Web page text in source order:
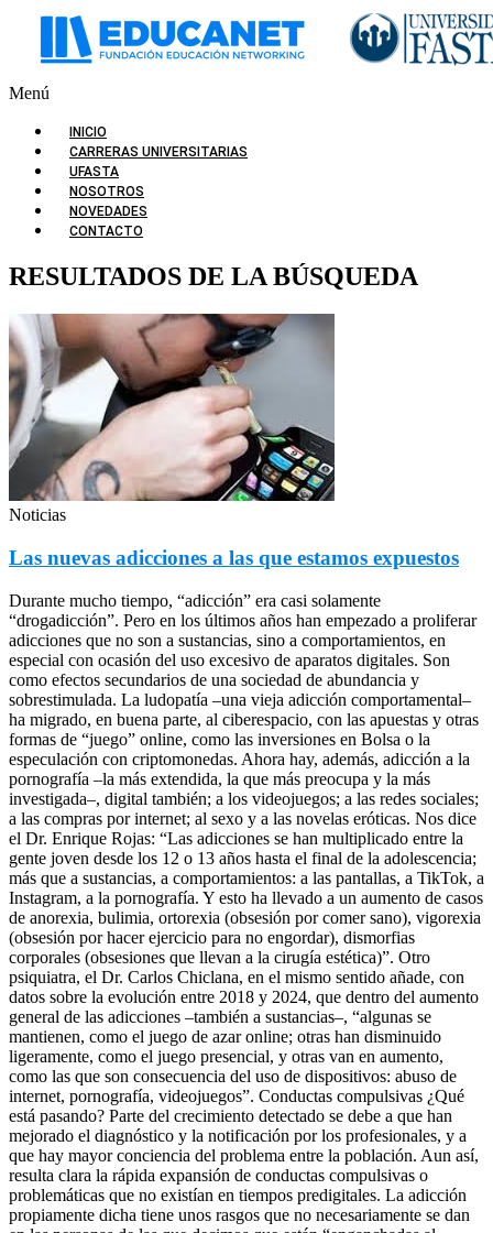
Menú
INICIO
CARRERAS UNIVERSITARIAS
UFASTA
NOSOTROS
NOVEDADES
CONTACTO
RESULTADOS DE LA BÚSQUEDA
Noticias
Las nuevas adicciones a las que estamos expuestos
Durante mucho tiempo, “adicción” era casi solamente
“drogadicción”. Pero en los últimos años han empezado a proliferar
adicciones que no son a sustancias, sino a comportamientos, en
especial con ocasión del uso excesivo de aparatos digitales. Son
como efectos secundarios de una sociedad de abundancia y
sobrestimulada. La ludopatía –una vieja adicción comportamental–
ha migrado, en buena parte, al ciberespacio, con las apuestas y otras
formas de “juego” online, como las inversiones en Bolsa o la
especulación con criptomonedas. Ahora hay, además, adicción a la
pornografía –la más extendida, la que más preocupa y la más
investigada–, digital también; a los videojuegos; a las redes sociales;
a las compras por internet; al sexo y a las novelas eróticas. Nos dice
el Dr. Enrique Rojas: “Las adicciones se han multiplicado entre la
gente joven desde los 12 o 13 años hasta el final de la adolescencia;
más que a sustancias, a comportamientos: a las pantallas, a TikTok, a
Instagram, a la pornografía. Y esto ha llevado a un aumento de casos
de anorexia, bulimia, ortorexia (obsesión por comer sano), vigorexia
(obsesión por hacer ejercicio para no engordar), dismorfias
corporales (obsesiones que llevan a la cirugía estética)”. Otro
psiquiatra, el Dr. Carlos Chiclana, en el mismo sentido añade, con
datos sobre la evolución entre 2018 y 2024, que dentro del aumento
general de las adicciones –también a sustancias–, “algunas se
mantienen, como el juego de azar online; otras han disminuido
ligeramente, como el juego presencial, y otras van en aumento,
como las que son consecuencia del uso de dispositivos: abuso de
internet, pornografía, videojuegos”. Conductas compulsivas ¿Qué
está pasando? Parte del crecimiento detectado se debe a que han
mejorado el diagnóstico y la notificación por los profesionales, y a
que hay mayor conciencia del problema entre la población. Aun así,
resulta clara la rápida expansión de conductas compulsivas o
problemáticas que no existían en tiempos predigitales. La adicción
propiamente dicha tiene unos rasgos que no necesariamente se dan